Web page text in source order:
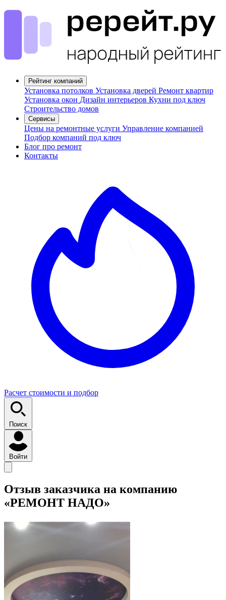
Рейтинг компаний
Установка потолков Установка дверей Ремонт квартир
Установка окон Дизайн интерьеров Кухни под ключ
Строительство домов
Сервисы
Цены на ремонтные услуги Управление компанией
Подбор компаний под ключ
Блог про ремонт
Контакты
Расчет стоимости и подбор
Поиск
Войти
Отзыв заказчика на компанию
«РЕМОНТ НАДО»